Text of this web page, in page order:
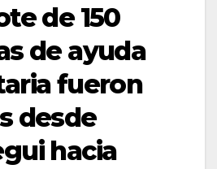
de 150
de ayuda
fueron
desde
hacia